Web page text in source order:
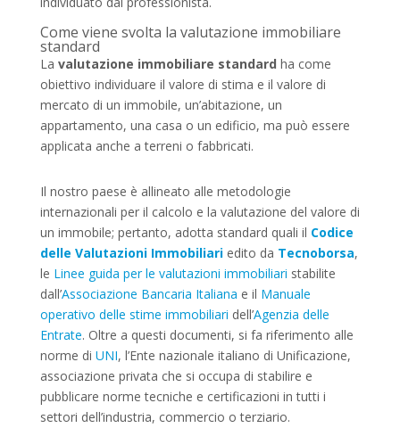
Come viene svolta la valutazione immobiliare
standard
La valutazione immobiliare standard ha come
obiettivo individuare il valore di stima e il valore di
mercato di un immobile, un’abitazione, un
appartamento, una casa o un edificio, ma può essere
applicata anche a terreni o fabbricati.
Il nostro paese è allineato alle metodologie
internazionali per il calcolo e la valutazione del valore di
un immobile; pertanto, adotta standard quali il Codice
delle Valutazioni Immobiliariedito da Tecnoborsa,
le Linee guida per le valutazioni immobiliari stabilite
dall’Associazione Bancaria Italiana e il Manuale
operativo delle stime immobiliari dell’Agenzia delle
Entrate. Oltre a questi documenti, si fa riferimento alle
norme di UNI, l’Ente nazionale italiano di Unificazione,
associazione privata che si occupa di stabilire e
pubblicare norme tecniche e certificazioni in tutti i
settori dell’industria, commercio o terziario.